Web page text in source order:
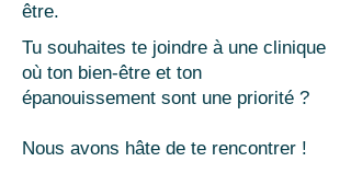
être.
Tu souhaites te joindre à une clinique
où ton bien-être et ton
épanouissement sont une priorité ?
Nous avons hâte de te rencontrer !